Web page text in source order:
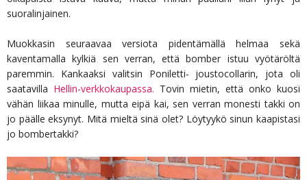
suoralinjainen.
Muokkasin seuraavaa versiota pidentämällä helmaa sekä
kaventamalla kylkiä sen verran, että bomber istuu vyötäröltä
paremmin. Kankaaksi valitsin Poniletti- joustocollarin, jota oli
saatavilla Hellin-verkkokaupassa. Tovin mietin, että onko kuosi
vähän liikaa minulle, mutta eipä kai, sen verran monesti takki on
jo päälle eksynyt. Mitä mieltä sinä olet? Löytyykö sinun kaapistasi
jo bombertakki?